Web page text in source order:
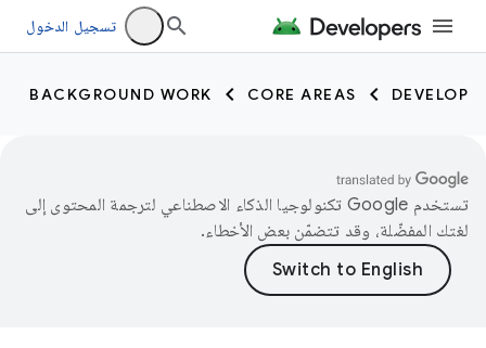
تسجيل الدخول
DEVELOP
CORE AREAS
BACKGROUND WORK
تستخدم Google تكنولوجيا الذكاء الاصطناعي لترجمة المحتوى إلى
لغتك المفضّلة، وقد تتضمّن بعض الأخطاء.